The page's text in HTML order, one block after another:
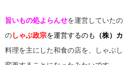
旨いもの処よらんせを運営していた
の しゃぶ政宗を運営するのも （株）
料理を主にした和食の店を、しゃぶ